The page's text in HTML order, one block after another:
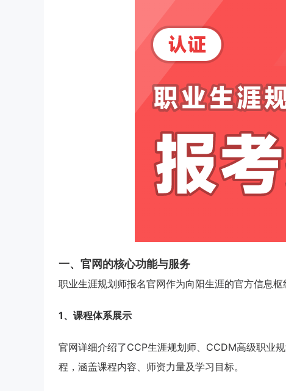
一、官网的核心功能与服务
职业生涯规划师报名官网作为向阳生涯的官方信息枢
1、课程体系展示
官网详细介绍了CCP生涯规划师、CCDM高级职业
程，涵盖课程内容、师资力量及学习目标。